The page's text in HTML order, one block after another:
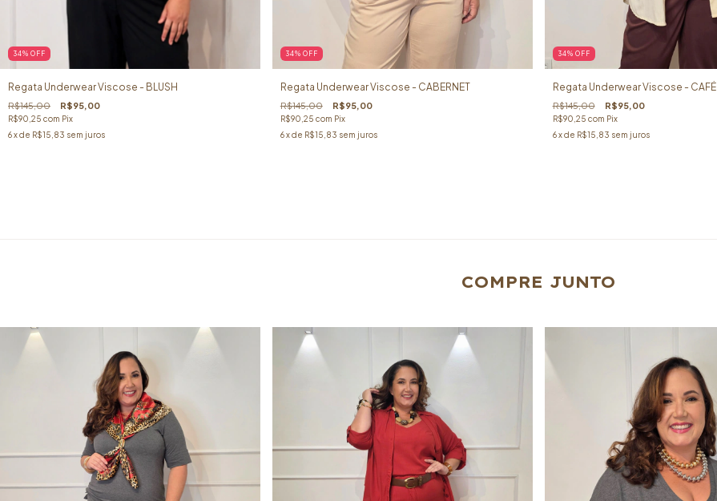
34% OFF
Regata Underwear Viscose - BLUSH
R$145,00 R$95,00
R$90,25 com Pix
6x de R$15,83 sem juros
34% OFF
Regata Underwear Viscose - CABERNET
R$145,00 R$95,00
R$90,25 com Pix
6x de R$15,83 sem juros
34% OFF
Regata Underwear Viscose - CAFÉ
R$145,00 R$95,00
R$90,25 com Pix
6 x de R$15,83 sem juros
COMPRE JUNTO